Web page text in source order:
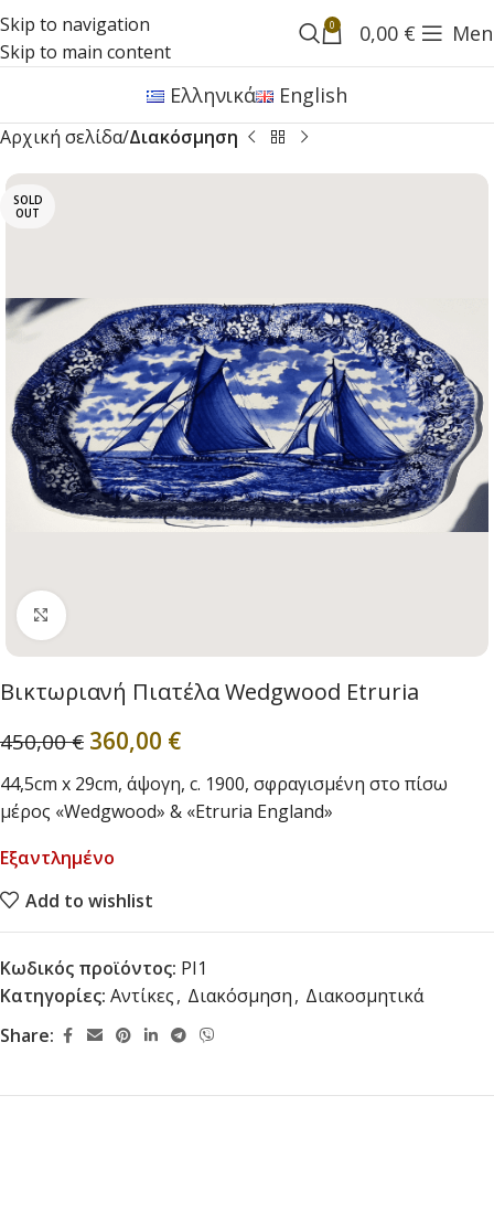
Skip to navigation
Skip to main content
0 0,00 €
Ελληνικά English
Αρχική σελίδα Διακόσμηση
SOLD
OUT
Click to enlarge
Βικτωριανή Πιατέλα Wedgwood Etruria
450,00€ 360,00 €
44,5cm x 29cm, άψογη, c. 1900, σφραγισμένη στο πίσω
μέρος «Wedgwood» & «Etruria England»
Εξαντλημένο
Add to wishlist
Κωδικός προϊόντος: PI1
Κατηγορίες: Αντίκες, Διακόσμηση, Διακοσμητικά
Share: